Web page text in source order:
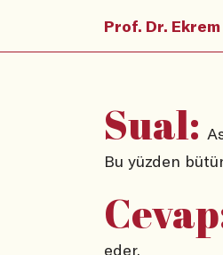
Prof. Dr.
Sual:
Bu yüzden
eder.